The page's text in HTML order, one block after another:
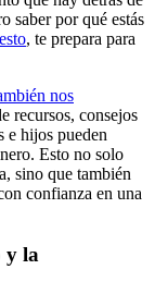
saber por qué estás
, te prepara para
nos
recursos, consejos
e hijos pueden
Esto no solo
sino que también
confianza en una
y la